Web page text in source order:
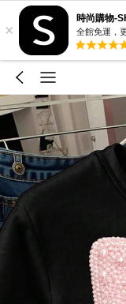
×
時尚購物-
全館免運，